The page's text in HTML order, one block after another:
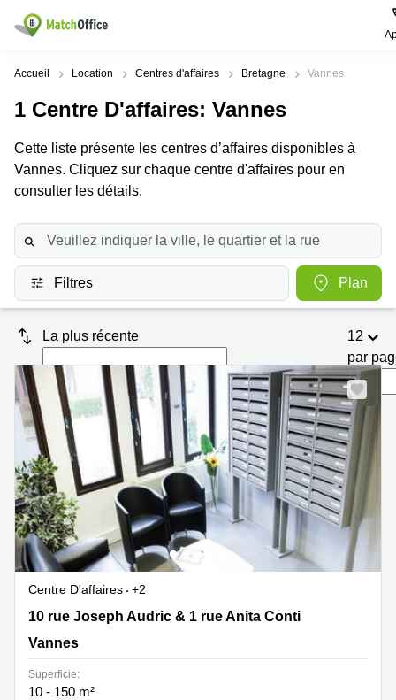
Rechercher / publier
Pages
produits
Bureau
d’affaires
Coworking
Salles
de
virtuel
Villes
Paris
Lille
Bordeaux
Marseille
Toulouse
Nice
Strasbourg
Recherches
Centres
d'affaires
Location
bureau
Lille
Coworking
Paris
Coworking
Coworking
Marseille
Centres
d'affaires
Toulouse
Coworking
Toulouse
Coworking
Nice
Centres
Lyon
Location
Paris
Aide
Qui sommes-nous?
Prix
Connexion
Accueil Location Centres d'affaires Bretagne Vannes
1 Centre D'affaires: Vannes
Cette liste présente les centres d’affaires disponibles à
Vannes. Cliquez sur chaque centre d'affaires pour en
consulter les détails.
Filtres Plan
La plus récente
12
par
Centre D'affaires
+2
10 rue Joseph Audric & 1 rue Anita Conti, Vannes
10 rue Joseph Audric & 1 rue Anita Conti
Vannes
Superficie:
10 - 150 m²